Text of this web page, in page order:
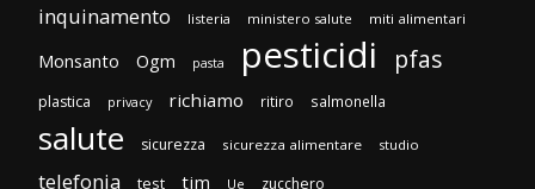
inquinamento listeria ministero salute miti alimentari
Monsanto Ogm pasta pesticidi pfas
plastica privacy richiamo ritiro salmonella
salute sicurezza sicurezza alimentare studio
telefonia test tim Ue zucchero